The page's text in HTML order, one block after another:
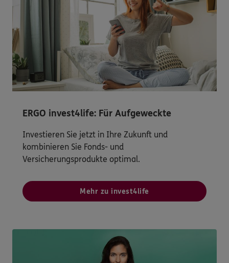
ERGO invest4life: Für Aufgeweckte
Investieren Sie jetzt in Ihre Zukunft und
kombinieren Sie Fonds- und
Versicherungsprodukte optimal.
Mehr zu invest4life